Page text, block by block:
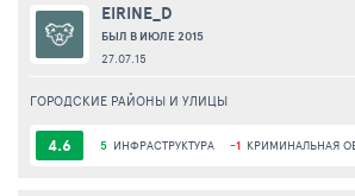
EIRINE_D
БЫЛ В ИЮЛЕ 2015
27.07.15
ГОРОДСКИЕ РАЙОНЫ И УЛИЦЫ
4.6 5 ИНФРАСТРУКТУРА -1 КРИМИНАЛЬНАЯ